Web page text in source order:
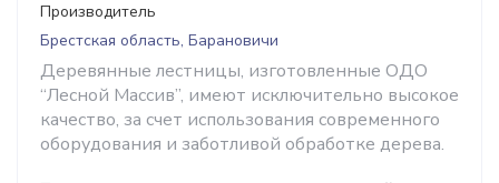
Производитель
Брестская область, Барановичи
Деревянные лестницы, изготовленные ОДО
“Лесной Массив”, имеют исключительно высокое
качество, за счет использования современного
оборудования и заботливой обработке дерева.